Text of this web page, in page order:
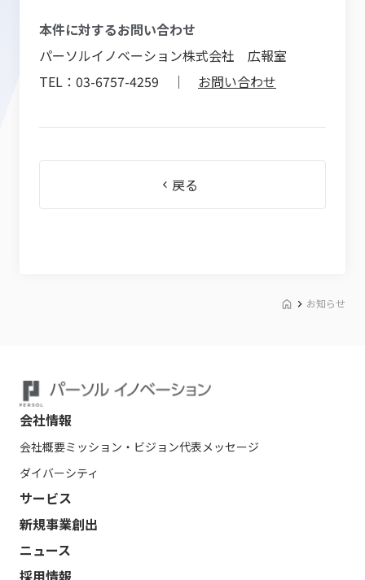
本件に対するお問い合わせ
パーソルイノベーション株式会社 広報室
TEL：03-6757-4259 ｜ お問い合わせ
戻る
お知らせ
会社情報
会社概要ミッション・ビジョン代表メッセージ
ダイバーシティ
サービス
新規事業創出
ニュース
採用情報